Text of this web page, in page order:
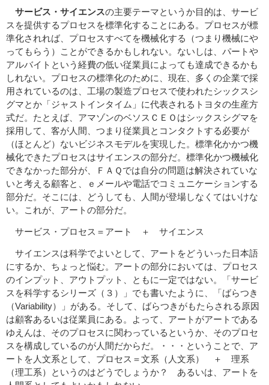
サービス・サイエンスの主要テーマというか目的は、サービ
スを提供するプロセスを標準化することにある。プロセスが標
準化されれば、プロセスすべてを機械化する（つまり機械にや
ってもらう）ことができるかもしれない。ないしは、パートや
アルバイトという経費の低い従業員によっても達成できるかも
しれない。プロセスの標準化のために、現在、多くの企業で採
用されているのは、工場の製造プロセスで使われたシックスシ
グマとか「ジャストインタイム」に代表されるトヨタの生産方
式だ。たとえば、アマゾンのベソスＣＥＯはシックスシグマを
採用して、客が人間、つまり従業員とコンタクトする必要が
（ほとんど）ないビジネスモデルを実現した。標準化かかつ機
械化できたプロセスはサイエンスの部分だ。標準化かつ機械化
できなかった部分が、ＦＡＱでは自分の問題は解決されていな
いと考える顧客と、ｅメールや電話でコミュニケーションする
部分だ。そこには、どうしても、人間が登場しなくてはいけな
い。これが、アートの部分だ。
サービス・プロセス＝アート ＋ サイエンス
サイエンスは科学でよいとして、アートをどういった日本語
にするか、ちょっと悩む。アートの部分においては、プロセス
のインプット、アウトプット、ともに一定ではない。「サービ
スを科学するシリーズ（３）」でも書いたように、「ばらつき
（Variability）」がある。そして、ばらつきがもたらされる原因
は顧客あるいは従業員にある。よって、アートがアートである
ゆえんは、そのプロセスに関わっているというか、そのプロセ
スを構成しているのが人間だからだ。・・・ということで、ア
ートを人文系として、プロセス＝文系（人文系） ＋ 理系
（理工系）というのはどうでしょうか？ あるいは、アートを